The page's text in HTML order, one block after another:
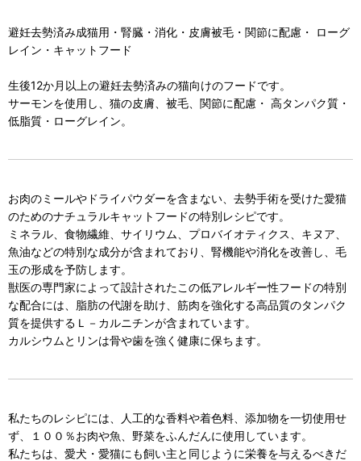
避妊去勢済み成猫用・腎臓・消化・皮膚被毛・関節に配慮・ ローグ
レイン・キャットフード
生後12か月以上の避妊去勢済みの猫向けのフードです。
サーモンを使用し、猫の皮膚、被毛、関節に配慮・ 高タンパク質・
低脂質・ローグレイン。
お肉のミールやドライパウダーを含まない、去勢手術を受けた愛猫
のためのナチュラルキャットフードの特別レシピです。
ミネラル、食物繊維、サイリウム、プロバイオティクス、キヌア、
魚油などの特別な成分が含まれており、腎機能や消化を改善し、毛
玉の形成を予防します。
獣医の専門家によって設計されたこの低アレルギー性フードの特別
な配合には、脂肪の代謝を助け、筋肉を強化する高品質のタンパク
質を提供するＬ－カルニチンが含まれています。
カルシウムとリンは骨や歯を強く健康に保ちます。
私たちのレシピには、人工的な香料や着色料、添加物を一切使用せ
ず、１００％お肉や魚、野菜をふんだんに使用しています。
私たちは、愛犬・愛猫にも飼い主と同じように栄養を与えるべきだ